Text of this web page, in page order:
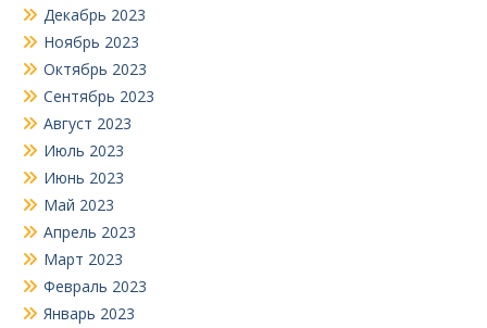
Декабрь 2023
Ноябрь 2023
Октябрь 2023
Сентябрь 2023
Август 2023
Июль 2023
Июнь 2023
Май 2023
Апрель 2023
Март 2023
Февраль 2023
Январь 2023